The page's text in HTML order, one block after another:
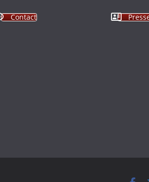
Contact